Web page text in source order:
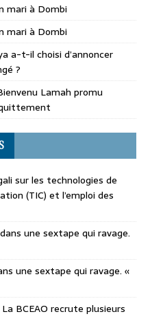
mari à Dombi
mari à Dombi
a-t-il choisi d’annoncer
?
Lamah promu
sur les technologies de
(TIC) et l’emploi des
une sextape qui ravage.
une sextape qui ravage. «
La BCEAO recrute plusieurs